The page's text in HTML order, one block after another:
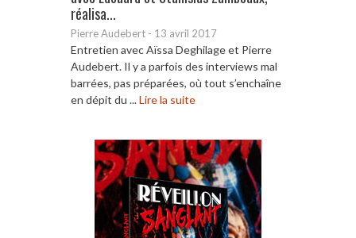
réalisa...
Pierre Audebert - 13 avril 2017
Entretien avec Aïssa Deghilage et Pierre
Audebert. Il y a parfois des interviews mal
barrées, pas préparées, où tout s’enchaîne
en dépit du ...Lire la suite